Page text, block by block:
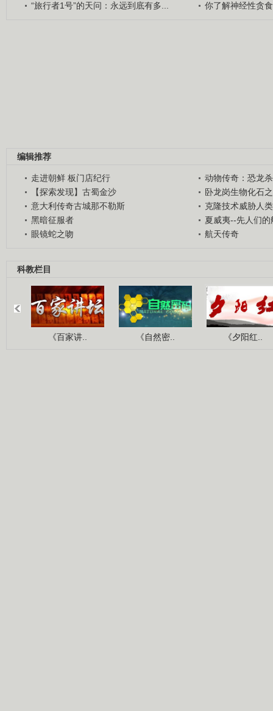
“旅行者1号”的天问：永远到底有多... 你了解神经性贪
编辑推荐
走进朝鲜 板门店纪行
动物传奇：恐龙
【探索发现】古蜀金沙
卧龙岗生物化石
意大利传奇古城那不勒斯
克隆技术威胁人
黑暗征服者
夏威夷--先人们的
眼镜蛇之吻
航天传奇
科教栏目
《百家讲.. 《自然密.. 《夕阳红..